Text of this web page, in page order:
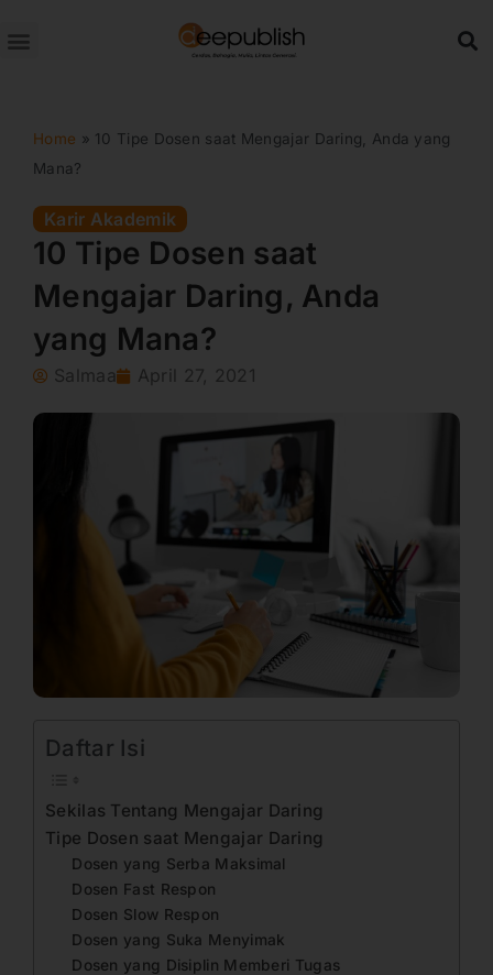
ke
Home » 10 Tipe Dosen saat Mengajar Daring, Anda yang
Mana?
Karir Akademik
10 Tipe Dosen saat
Mengajar Daring, Anda
yang Mana?
Salmaa April 27, 2021
Daftar Isi
Sekilas Tentang Mengajar Daring
Tipe Dosen saat Mengajar Daring
Dosen yang Serba Maksimal
Dosen Fast Respon
Dosen Slow Respon
Dosen yang Suka Menyimak
Dosen yang Disiplin Memberi Tugas